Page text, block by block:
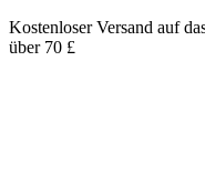
Kostenloser Versand auf
über 70 £